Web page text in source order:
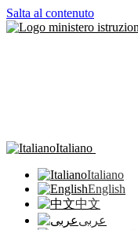
Salta al contenuto
Italiano
Italiano
English
中文
عربى